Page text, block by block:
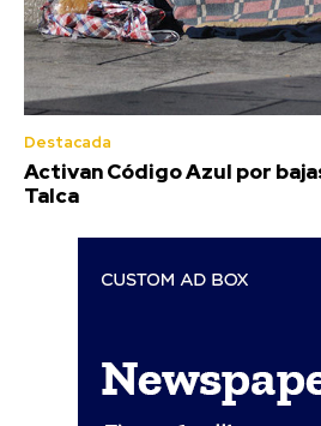
Destacada
Activan Código Azul por
Talca